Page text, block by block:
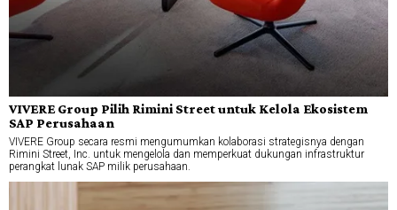
VIVERE Group Pilih Rimini Street untuk Kelola Ekosistem
SAP Perusahaan
VIVERE Group secara resmi mengumumkan kolaborasi strategisnya dengan
Rimini Street, Inc. untuk mengelola dan memperkuat dukungan infrastruktur
perangkat lunak SAP milik perusahaan.